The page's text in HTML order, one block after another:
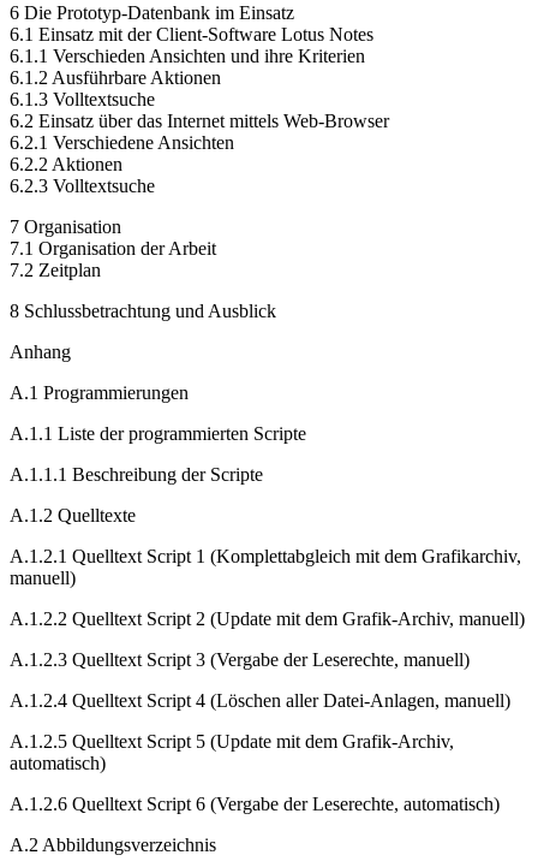
6 Die Prototyp-Datenbank im Einsatz
6.1 Einsatz mit der Client-Software Lotus Notes
6.1.1 Verschieden Ansichten und ihre Kriterien
6.1.2 Ausführbare Aktionen
6.1.3 Volltextsuche
6.2 Einsatz über das Internet mittels Web-Browser
6.2.1 Verschiedene Ansichten
6.2.2 Aktionen
6.2.3 Volltextsuche
7 Organisation
7.1 Organisation der Arbeit
7.2 Zeitplan
8 Schlussbetrachtung und Ausblick
Anhang
A.1 Programmierungen
A.1.1 Liste der programmierten Scripte
A.1.1.1 Beschreibung der Scripte
A.1.2 Quelltexte
A.1.2.1 Quelltext Script 1 (Komplettabgleich mit dem Grafikarchiv,
manuell)
A.1.2.2 Quelltext Script 2 (Update mit dem Grafik-Archiv, manuell)
A.1.2.3 Quelltext Script 3 (Vergabe der Leserechte, manuell)
A.1.2.4 Quelltext Script 4 (Löschen aller Datei-Anlagen, manuell)
A.1.2.5 Quelltext Script 5 (Update mit dem Grafik-Archiv,
automatisch)
A.1.2.6 Quelltext Script 6 (Vergabe der Leserechte, automatisch)
A.2 Abbildungsverzeichnis